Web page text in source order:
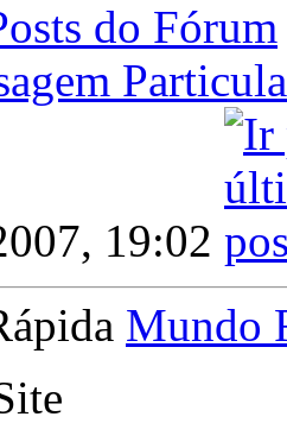
do Fórum
19:02
Mundo